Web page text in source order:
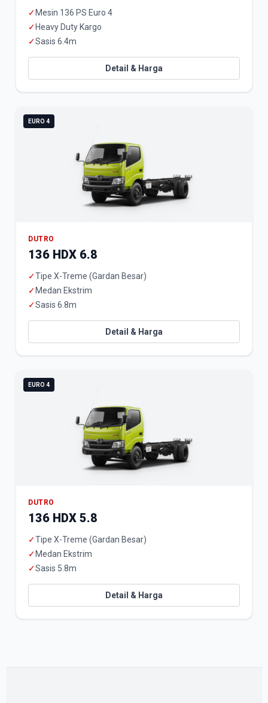
✓ Mesin 136 PS Euro 4
✓ Heavy Duty Kargo
✓Sasis 6.4m
Detail & Harga
EURO 4
DUTRO
136 HDX 6.8
✓Tipe X-Treme (Gardan Besar)
✓ Medan Ekstrim
✓Sasis 6.8m
Detail & Harga
EURO 4
DUTRO
136 HDX 5.8
✓Tipe X-Treme (Gardan Besar)
✓ Medan Ekstrim
✓Sasis 5.8m
Detail & Harga